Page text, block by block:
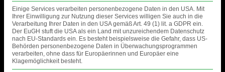
Informationen zur Verarbeitung deiner Daten in
Zusammenhang mit der Nutzung dieser Website
findest du hier.
Music Eggert GmbH
Paulstraße 2
Einige Services verarbeiten personenbezogene Daten in den USA. Mit
Ihrer Einwilligung zur Nutzung dieser Services willigen Sie auch in die
Verarbeitung Ihrer Daten in den USA gemäß Art. 49 (1) lit. a GDPR ein.
Der EuGH stuft die USA als ein Land mit unzureichendem Datenschutz
nach EU-Standards ein. Es besteht beispielsweise die Gefahr, dass US-
Behörden personenbezogene Daten in Überwachungsprogrammen
verarbeiten, ohne dass für Europäerinnen und Europäer eine
Klagemöglichkeit besteht.